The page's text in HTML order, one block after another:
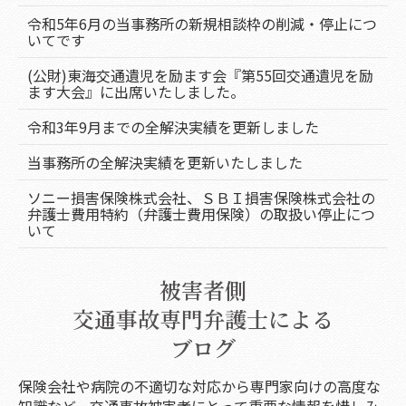
令和5年6月の当事務所の新規相談枠の削減・停止につ
いてです
(公財)東海交通遺児を励ます会『第55回交通遺児を励
ます大会』に出席いたしました。
令和3年9月までの全解決実績を更新しました
当事務所の全解決実績を更新いたしました
ソニー損害保険株式会社、ＳＢＩ損害保険株式会社の
弁護士費用特約（弁護士費用保険）の取扱い停止につ
いて
被害者側
交通事故専門弁護士による
ブログ
保険会社や病院の不適切な対応から専門家向けの高度な